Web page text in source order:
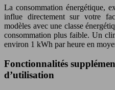
La consommation énergétique,
influe directement sur votre
modèles avec une classe
consommation plus faible. Un
environ 1 kWh par heure en
Fonctionnalités
d’utilisation